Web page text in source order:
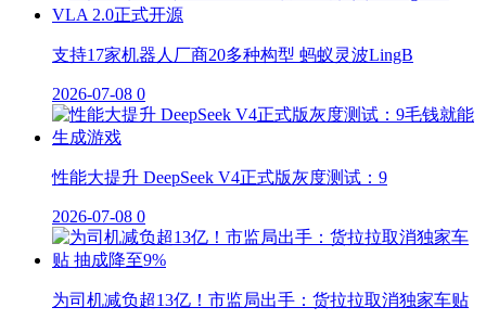
支持17家机器人厂商20多种构型 蚂蚁灵波LingB
2026-07-08 0
性能大提升 DeepSeek V4正式版灰度测试：9
2026-07-08 0
为司机减负超13亿！市监局出手：货拉拉取消独家车贴